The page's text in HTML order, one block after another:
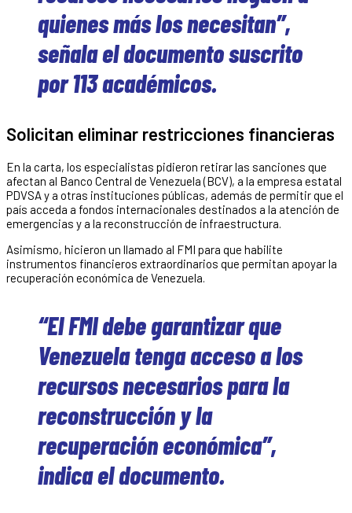
quienes más los necesitan”,
señala el documento suscrito
por 113 académicos.
Solicitan eliminar restricciones financieras
En la carta, los especialistas pidieron retirar las sanciones que
afectan al Banco Central de Venezuela (BCV), a la empresa estatal
PDVSA y a otras instituciones públicas, además de permitir que el
país acceda a fondos internacionales destinados a la atención de
emergencias y a la reconstrucción de infraestructura.
Asimismo, hicieron un llamado al FMI para que habilite
instrumentos financieros extraordinarios que permitan apoyar la
recuperación económica de Venezuela.
“El FMI debe garantizar que
Venezuela tenga acceso a los
recursos necesarios para la
reconstrucción y la
recuperación económica”,
indica el documento.